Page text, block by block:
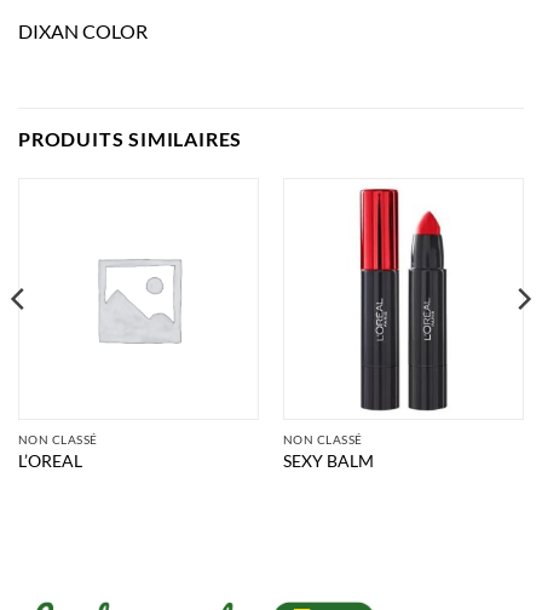
DIXAN COLOR
PRODUITS SIMILAIRES
NON CLASSÉ
L’OREAL
NON CLASSÉ
SEXY BALM